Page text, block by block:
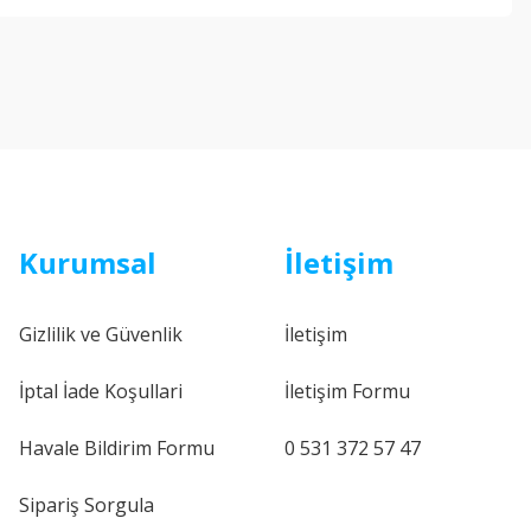
Kurumsal
Gizlilik ve Güvenlik
İptal İade Koşullari
Havale Bildirim Formu
Sipariş Sorgula
İletişim
İletişim
İletişim Formu
0 531 372 57 47